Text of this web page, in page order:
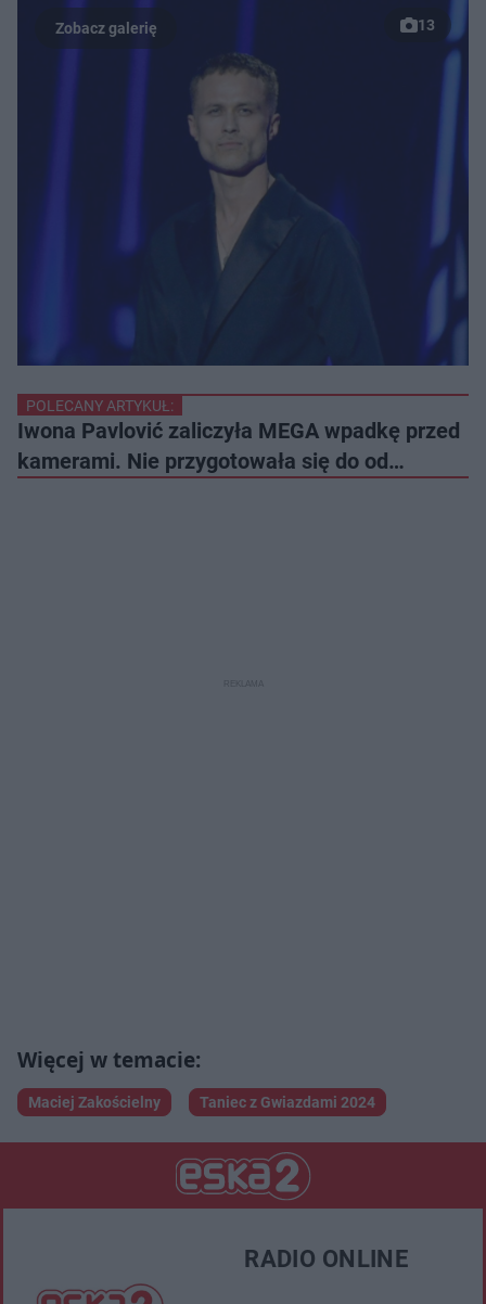
13
POLECANY ARTYKUŁ:
Iwona Pavlović zaliczyła MEGA wpadkę przed
kamerami. Nie przygotowała się do od…
Maciej Zakościelny Taniec z Gwiazdami 2024
RADIO ONLINE